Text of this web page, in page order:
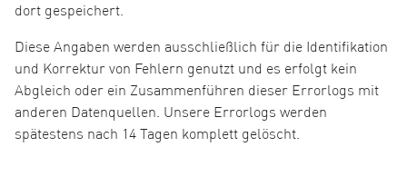
dort gespeichert.
Diese Angaben werden ausschließlich für die Identifikation
und Korrektur von Fehlern genutzt und es erfolgt kein
Abgleich oder ein Zusammenführen dieser Errorlogs mit
anderen Datenquellen. Unsere Errorlogs werden
spätestens nach 14 Tagen komplett gelöscht.